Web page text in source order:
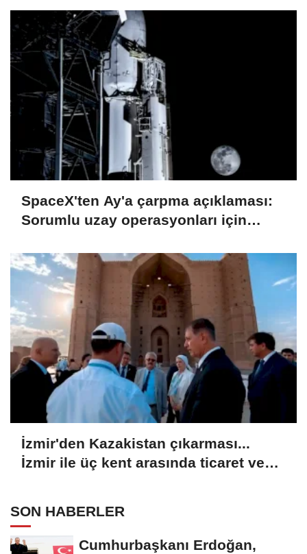
SpaceX'ten Ay'a çarpma açıklaması:
Sorumlu uzay operasyonları için
İzmir'den Kazakistan çıkarması...
İzmir ile üç kent arasında ticaret ve
SON HABERLER
Cumhurbaşkanı Erdoğan,